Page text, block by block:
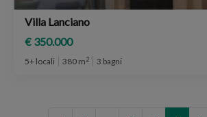
Villa Lanciano
€ 350.000
5+ locali 380 m2 3 bagni